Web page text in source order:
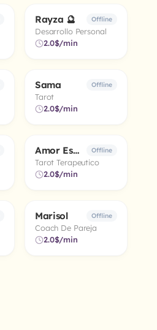
5.0
Rayza 🔮 Offline
Desarrollo Personal
2.0$/min
5.0
Sama Offline
Tarot
2.0$/min
5.0
Amor Esmeralda Offline
Tarot Terapeutico
2.0$/min
5.0
Marisol Offline
Coach De Pareja
2.0$/min